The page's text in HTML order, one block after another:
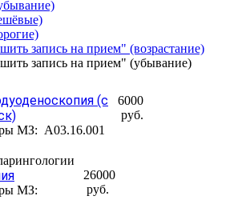
запись на прием" (возрастание)
запись на прием" (убывание)
(с
МЗ: A03.16.001
6000
руб.
МЗ:
26000
руб.